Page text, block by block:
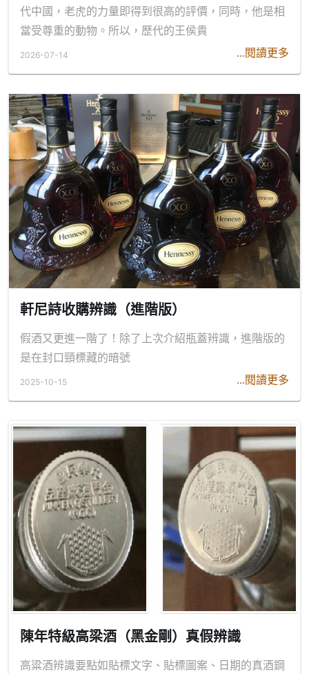
代中國，老虎的力量即得到很高的評價，同時，他是相
當受尊重的動物。所以，歷代的王侯貴
...閱讀更多
2026-07-14
軒尼詩收購辨識（進階版）
假酒又更進一階了！除了上次介紹瓶蓋辨識，進階版的
是在封口頸標藏的暗號
...閱讀更多
2025-10-15
陳年特級高梁酒（黑金剛）真假辨識
高粱酒辨識要點如貼標文字、貼標圖案、日期的真酒鋼